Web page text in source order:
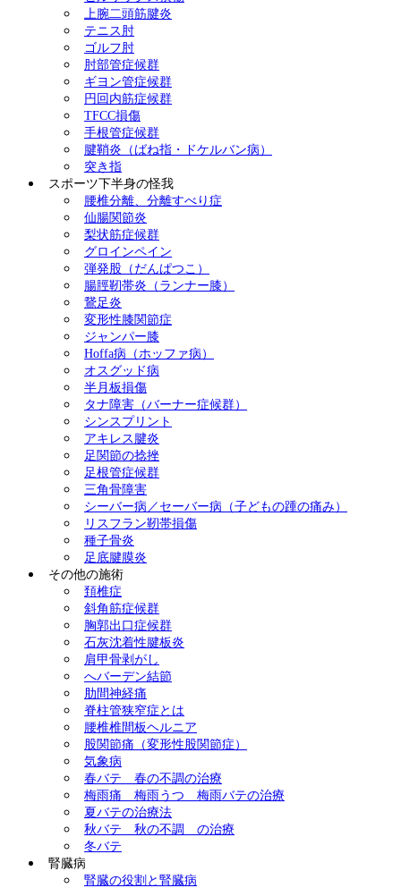
上腕二頭筋腱炎
テニス肘
ゴルフ肘
肘部管症候群
ギヨン管症候群
円回内筋症候群
TFCC損傷
手根管症候群
腱鞘炎（ばね指・ドケルバン病）
突き指
スポーツ下半身の怪我
腰椎分離、分離すべり症
仙腸関節炎
梨状筋症候群
グロインペイン
弾発股（だんぱつこ）
腸脛靭帯炎（ランナー膝）
鵞足炎
変形性膝関節症
ジャンパー膝
Hoffa病（ホッファ病）
オスグッド病
半月板損傷
タナ障害（バーナー症候群）
シンスプリント
アキレス腱炎
足関節の捻挫
足根管症候群
三角骨障害
シーバー病／セーバー病（子どもの踵の痛み）
リスフラン靭帯損傷
種子骨炎
足底腱膜炎
その他の施術
頚椎症
斜角筋症候群
胸郭出口症候群
石灰沈着性腱板炎
肩甲骨剥がし
へバーデン結節
肋間神経痛
脊柱管狭窄症とは
腰椎椎間板ヘルニア
股関節痛（変形性股関節症）
気象病
春バテ 春の不調の治療
梅雨痛 梅雨うつ 梅雨バテの治療
夏バテの治療法
秋バテ 秋の不調 の治療
冬バテ
腎臓病
腎臓の役割と腎臓病